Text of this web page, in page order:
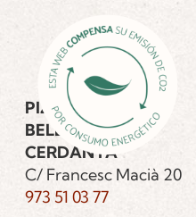
PIZZA STICK
BELLVER DE
CERDANYA
C/ Francesc Macià 20
973 51 03 77